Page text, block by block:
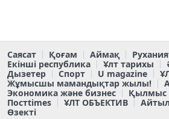
Саясат Қоғам Аймақ
Екінші республика
Ұлт тарихы
Дызетер
Спорт U magazine
Жұмысшы мамандықтар жылы!
Экономика және бизнес
Қылмыс
Постtimes
ҰЛТ ОБЪЕКТИВ
Өзекті